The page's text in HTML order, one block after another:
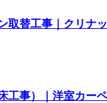
取替工事｜クリナ
工事）｜洋室カー